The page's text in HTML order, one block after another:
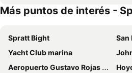
Sea Colors Hotel
Hotel El Dorado
Ataraxy Hotel Boutique
HNH HOTEL LUXURY EXPERIENCE VIP
Hotel
Más puntos de interés -
Spratt Bight
San
Yacht Club marina
Aeropuerto Gustavo Rojas Pinilla